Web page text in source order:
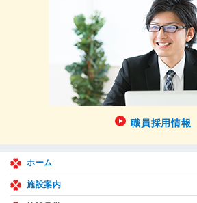
職員採用情報
ホーム
施設案内